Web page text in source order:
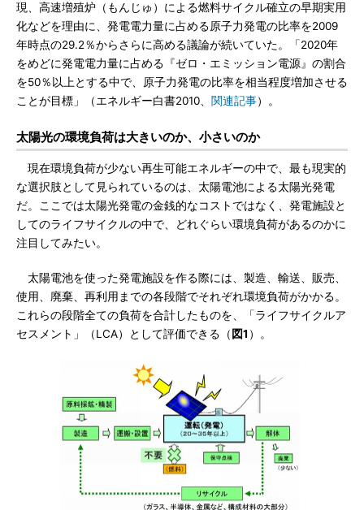
現、高速増殖炉（もんじゅ）による燃料サイクル確立の早期実用
化などを理由に、発電電力量に占める原子力発電の比率を2009
年時点の29.2％からさらに高める議論が続いていた。「2020年
をめどに発電電力量に占める『ゼロ・エミッション電源』の割合
を50％以上とする中で、原子力発電の比率を相当程度増加させる
ことが目標」（エネルギー白書2010、 関連記事）。
太陽光の環境負荷は大きいのか、小さいのか
現在環境負荷が少ない再生可能エネルギーの中で、最も現実的
な選択肢として見られているのは、太陽電池による太陽光発電
だ。ここでは太陽光発電の金銭的なコストではなく、発電施設と
してのライフサイクルの中で、どれぐらい環境負荷があるのかに
注目してみたい。
太陽電池を使った発電施設を作る際には、製造、輸送、販売、
使用、廃棄、再利用までの各段階でそれぞれ環境負荷がかかる。
これらの段階全ての負荷を合計したものを、「ライフサイクルア
セスメント」（LCA）として評価できる（ 図1 ）。